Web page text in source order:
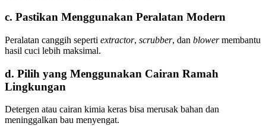
c. Pastikan Menggunakan Peralatan Modern
Peralatan canggih seperti extractor, scrubber, dan blowermembantu
hasil cuci lebih maksimal.
d. Pilih yang Menggunakan Cairan Ramah
Lingkungan
Detergen atau cairan kimia keras bisa merusak bahan dan
meninggalkan bau menyengat.